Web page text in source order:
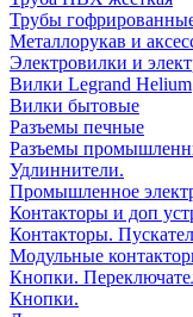
Трубы
Металлорукав и
Электровилки и
Вилки Legrand Helium
Вилки бытовые
Разъемы печные
Разъемы
Удлиннители.
Промышленное
Контакторы и доп
Контакторы.
Модульные
Кнопки.
Кнопки.